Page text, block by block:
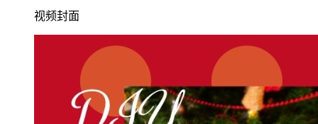
视频封面